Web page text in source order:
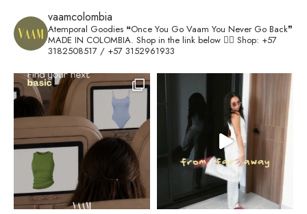
vaamcolombia
Atemporal Goodies ❝Once You Go Vaam You Never Go Back❞
MADE IN COLOMBIA. Shop in the link below 👇🏽 Shop: +57
3182508517 / +57 3152961933